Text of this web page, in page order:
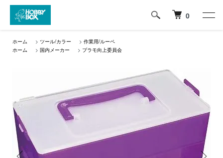
0
ホーム > ツール/カラー > 作業用/ルーペ
ホーム
> 国内メーカー > プラモ向上委員会